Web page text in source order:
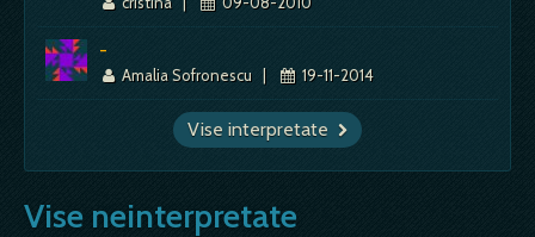
-
Amalia Sofronescu | 19-11-2014
Vise interpretate
Vise neinterpretate